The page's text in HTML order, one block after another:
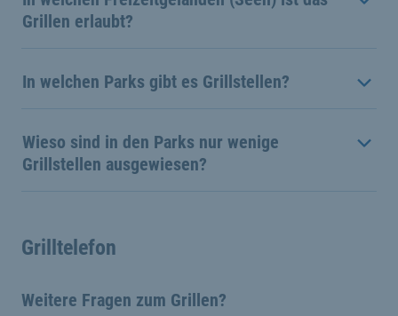
Grillen erlaubt?
In welchen Parks gibt es Grillstellen?
Wieso sind in den Parks nur wenige
Grillstellen ausgewiesen?
Grilltelefon
Weitere Fragen zum Grillen?